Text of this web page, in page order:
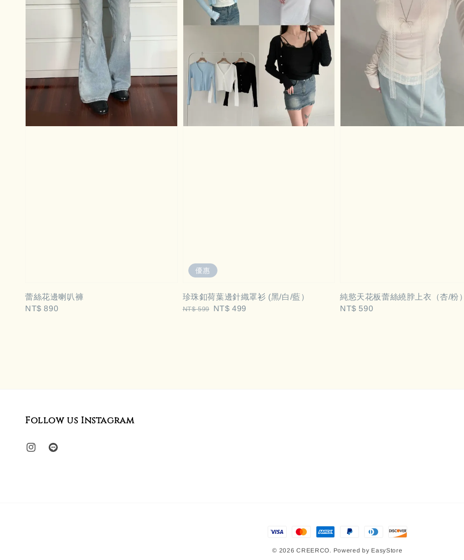
蕾絲花邊喇叭褲
Regular
NT$ 890
優惠
珍珠釦荷葉邊針織罩衫 (黑/白/藍）
Regular
NT$ 599
Sale
NT$ 499
純慾天花板蕾絲繞脖上衣（杏/粉）
Regular
NT$ 590
Follow us Instagram
© 2026 CREERCO. Powered by EasyStore